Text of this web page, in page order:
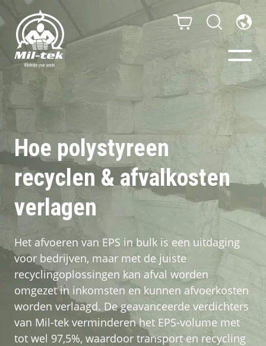
Balenpersen en compactors
Segmenten
Materialen
Klantcases
Gidsen
Contact
Hoe polystyreen
recyclen & afvalkosten
verlagen
Het afvoeren van EPS in bulk is een uitdaging
voor bedrijven, maar met de juiste
recyclingoplossingen kan afval worden
omgezet in inkomsten en kunnen afvoerkosten
worden verlaagd. De geavanceerde verdichters
van Mil-tek verminderen het EPS-volume met
tot wel 97,5%, waardoor transport en recycling